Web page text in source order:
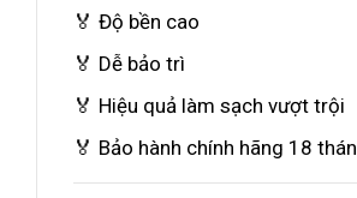
🏅 Độ bền cao
🏅 Dễ bảo trì
🏅 Hiệu quả làm sạch vượt trội
🏅 Bảo hành chính hãng 18